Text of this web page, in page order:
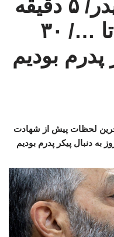
پیش از شهادت پدر/ ۵ دقیقه
فرصت خواست تا …/ ۳۰
پدرم بودیم
لحظات پیش از شهادت